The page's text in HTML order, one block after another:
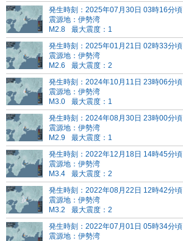
発生時刻：2025年07月30日 03時16分頃
震源地：伊勢湾
M2.8
最大震度：1
発生時刻：2025年01月21日 02時33分頃
震源地：伊勢湾
M2.6
最大震度：2
発生時刻：2024年10月11日 23時06分頃
震源地：伊勢湾
M3.0
最大震度：1
発生時刻：2024年08月30日 23時00分頃
震源地：伊勢湾
M2.9
最大震度：1
発生時刻：2022年12月18日 14時45分頃
震源地：伊勢湾
M3.4
最大震度：2
発生時刻：2022年08月22日 12時42分頃
震源地：伊勢湾
M3.2
最大震度：2
発生時刻：2022年07月01日 05時34分頃
震源地：伊勢湾